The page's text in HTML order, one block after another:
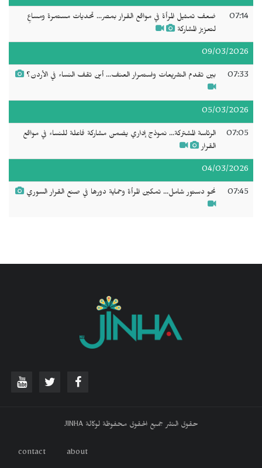
07:14
ضعف تمثيل المرأة في مواقع القرار بمصر... تحديات مستمرة ومساعٍ
لتعزيز المشاركة
09/03/2026
07:33 بين تقدم التشريعات واستمرار العنف... أين تقف النساء في الأردن؟
05/03/2026
07:05
الرئاسة المشتركة... نموذج إداري يضمن مشاركة فاعلة للنساء في مواقع
القرار
04/03/2026
07:45 نحو دستور شامل... تمكين المرأة وحماية دورها في صنع القرار السوري
حقوق النشر جميع الحقوق محفوظة لوكالة JINHA
about
contact